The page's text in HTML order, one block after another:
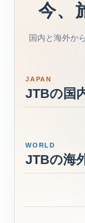
今、
国内と海外か
JAPAN
JTBの国
AUTUMN
JTB紅
JTB秋の国内
WORLD
JTBの海
NEW YEAR
JTB海
JTB海外冬の